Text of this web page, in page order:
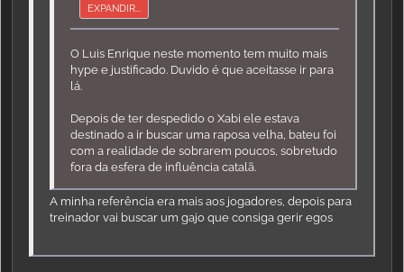
EXPANDIR...
O Luis Enrique neste momento tem muito mais
hype e justificado. Duvido é que aceitasse ir para
lá.
Depois de ter despedido o Xabi ele estava
destinado a ir buscar uma raposa velha, bateu foi
com a realidade de sobrarem poucos, sobretudo
fora da esfera de influência catalã.
A minha referência era mais aos jogadores, depois para
treinador vai buscar um gajo que consiga gerir egos